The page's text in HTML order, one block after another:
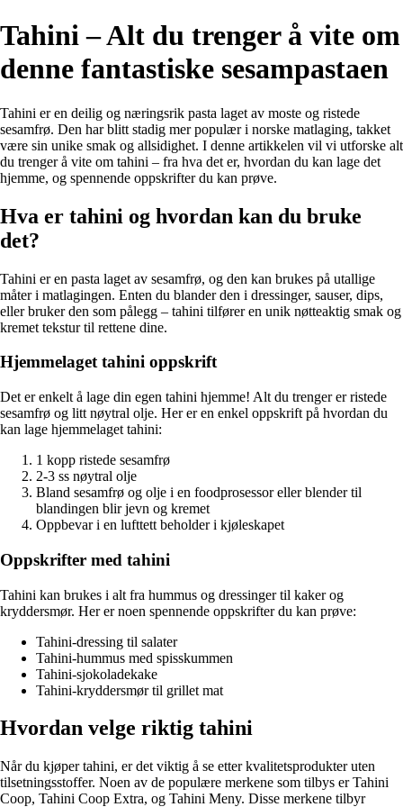
Tahini – Alt du trenger å vite om
denne fantastiske sesampastaen
Tahini er en deilig og næringsrik pasta laget av moste og ristede
sesamfrø. Den har blitt stadig mer populær i norske matlaging, takket
være sin unike smak og allsidighet. I denne artikkelen vil vi utforske alt
du trenger å vite om tahini – fra hva det er, hvordan du kan lage det
hjemme, og spennende oppskrifter du kan prøve.
Hva er tahini og hvordan kan du bruke
det?
Tahini er en pasta laget av sesamfrø, og den kan brukes på utallige
måter i matlagingen. Enten du blander den i dressinger, sauser, dips,
eller bruker den som pålegg – tahini tilfører en unik nøtteaktig smak og
kremet tekstur til rettene dine.
Hjemmelaget tahini oppskrift
Det er enkelt å lage din egen tahini hjemme! Alt du trenger er ristede
sesamfrø og litt nøytral olje. Her er en enkel oppskrift på hvordan du
kan lage hjemmelaget tahini:
1 kopp ristede sesamfrø
2-3 ss nøytral olje
Bland sesamfrø og olje i en foodprosessor eller blender til
blandingen blir jevn og kremet
Oppbevar i en lufttett beholder i kjøleskapet
Oppskrifter med tahini
Tahini kan brukes i alt fra hummus og dressinger til kaker og
kryddersmør. Her er noen spennende oppskrifter du kan prøve:
Tahini-dressing til salater
Tahini-hummus med spisskummen
Tahini-sjokoladekake
Tahini-kryddersmør til grillet mat
Hvordan velge riktig tahini
Når du kjøper tahini, er det viktig å se etter kvalitetsprodukter uten
tilsetningsstoffer. Noen av de populære merkene som tilbys er Tahini
Coop, Tahini Coop Extra, og Tahini Meny. Disse merkene tilbyr